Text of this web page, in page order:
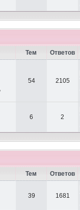
Тем Ответов
54 2105
6 2
Тем Ответов
39 1681